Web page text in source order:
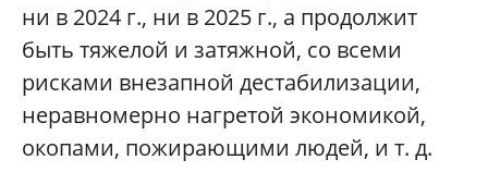
ни в 2024 г., ни в 2025 г., а продолжит
быть тяжелой и затяжной, со всеми
рисками внезапной дестабилизации,
неравномерно нагретой экономикой,
окопами, пожирающими людей, и т. д.